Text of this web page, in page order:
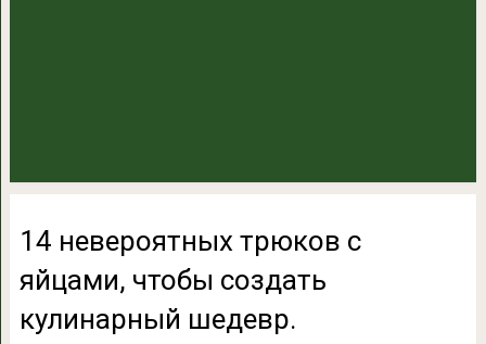
14 невероятных трюков с
яйцами, чтобы создать
кулинарный шедевр.